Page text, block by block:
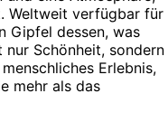
Weltweit verfügbar für
Gipfel dessen, was
Schönheit, sondern
Erlebnis,
mehr als das